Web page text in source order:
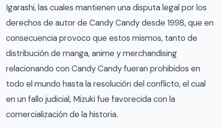
Igarashi, las cuales mantienen una disputa legal por los
derechos de autor de Candy Candy desde 1998, que en
consecuencia provoco que estos mismos, tanto de
distribución de manga, anime y merchandising
relacionando con Candy Candy fueran prohibidos en
todo el mundo hasta la resolución del conflicto, el cual
en un fallo judicial, Mizuki fue favorecida con la
comercialización de la historia.